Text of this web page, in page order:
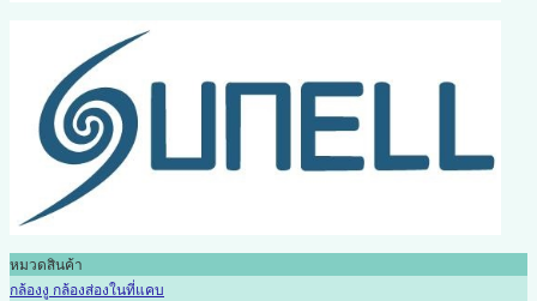
หมวดสินค้า
กล้องงู กล้องส่องในที่แคบ